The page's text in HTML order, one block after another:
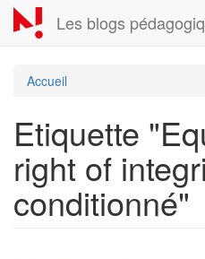
Aller
au
contenu
Les blogs
Accueil
Etiquette
right of
conditionné"